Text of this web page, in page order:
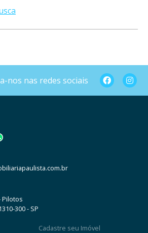
nos nas redes sociais
Pilotos
300 - SP
Cadastre seu Imóvel